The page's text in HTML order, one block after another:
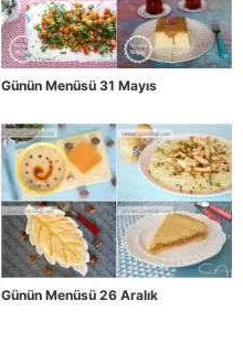
Günün Menüsü 31 Mayıs
Günün Menüsü 26 Aralık